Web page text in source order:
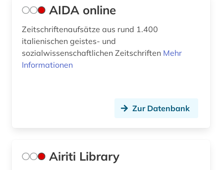
dänemark (2)
ecocriticism (1)
AIDA online
Zeitschriftenaufsätze aus rund 1.400
italienischen geistes- und
sozialwissenschaftlichen Zeitschriften Mehr
Informationen
Zur Datenbank
Airiti Library